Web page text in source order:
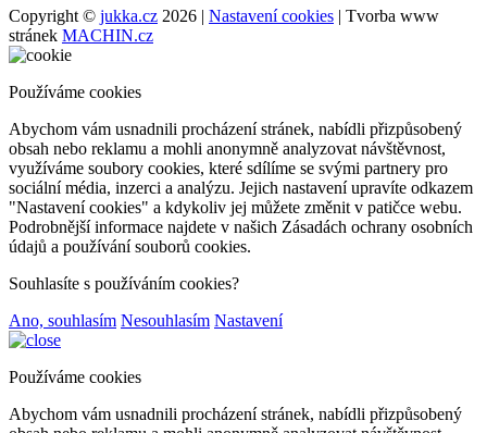
Copyright © jukka.cz 2026 | Nastavení cookies | Tvorba www
stránek MACHIN.cz
Používáme cookies
Abychom vám usnadnili procházení stránek, nabídli přizpůsobený
obsah nebo reklamu a mohli anonymně analyzovat návštěvnost,
využíváme soubory cookies, které sdílíme se svými partnery pro
sociální média, inzerci a analýzu. Jejich nastavení upravíte odkazem
"Nastavení cookies" a kdykoliv jej můžete změnit v patičce webu.
Podrobnější informace najdete v našich Zásadách ochrany osobních
údajů a používání souborů cookies.
Souhlasíte s používáním cookies?
Ano, souhlasím Nesouhlasím Nastavení
Používáme cookies
Abychom vám usnadnili procházení stránek, nabídli přizpůsobený